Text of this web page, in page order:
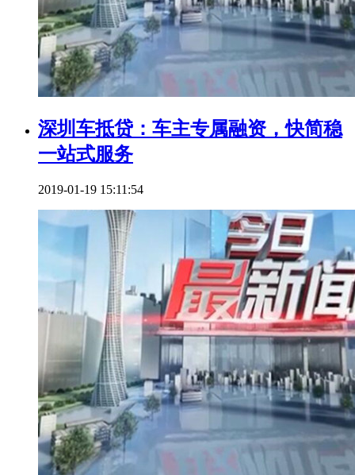
深圳车抵贷：车主专属融资，快简稳
一站式服务
2019-01-19 15:11:54